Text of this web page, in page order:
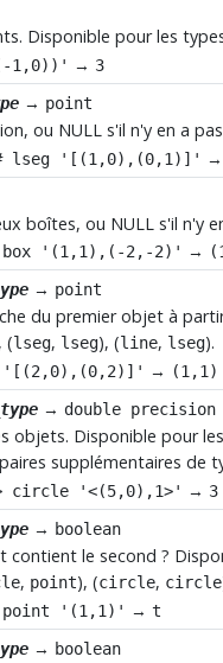
Disponible pour les
1,0))' → 3
→ point
ou NULL s'il n'y en a
lseg '[(1,0),(0,1)]' →
boîtes, ou NULL s'il n'y
'(1,1),(-2,-2)' →
→ point
du premier objet à
(lseg, lseg), (line, lseg).
'[(2,0),(0,2)]' → (1,1)
→ double precision
objets. Disponible pour
supplémentaires de
circle '<(5,0),1>' → 3
→ boolean
contient le second ?
, point), (circle, circle
point '(1,1)' →t
→ boolean